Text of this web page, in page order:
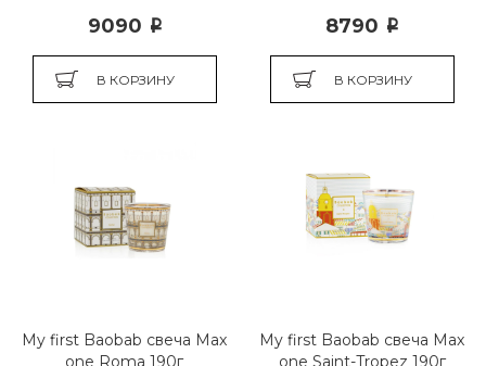
9090 i
В КОРЗИНУ
8790 i
В КОРЗИНУ
My first Baobab свеча Max
My first Baobab свеча Max